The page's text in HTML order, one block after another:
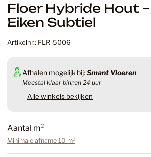
Floer Hybride Hout
Eiken Subtiel
Artikelnr.: FLR-5006
Afhalen mogelijk bij:Smant Vloeren
Meestal klaar binnen 24 uur
Alle winkels bekijken
Aantal m²
Minimale afname 10 m²